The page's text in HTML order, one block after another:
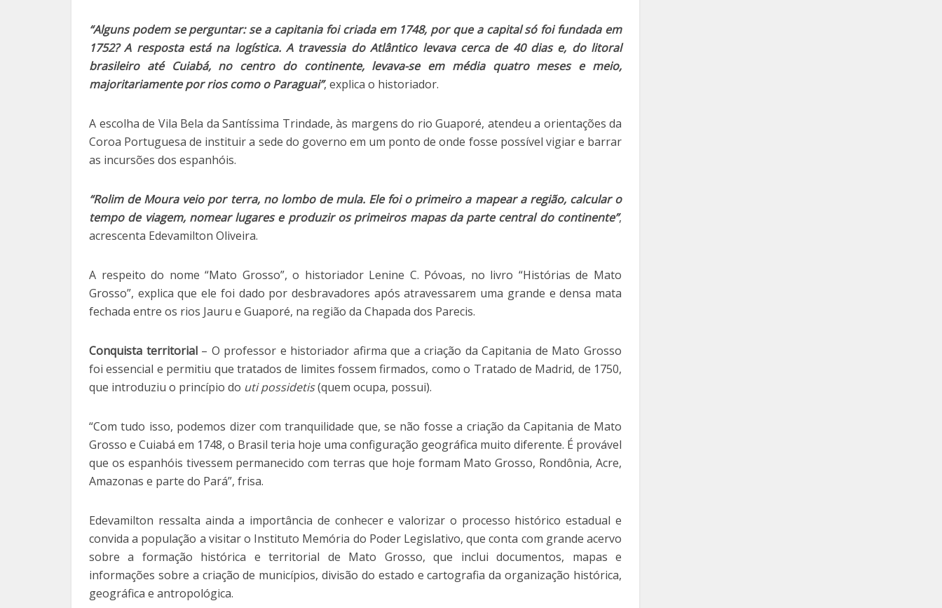
“Alguns podem se perguntar: se a capitania foi criada em 1748, por que a capital só foi fundada em
1752? A resposta está na logística. A travessia do Atlântico levava cerca de 40 dias e, do litoral
brasileiro até Cuiabá, no centro do continente, levava-se em média quatro meses e meio,
majoritariamente por rios como o Paraguai”, explica o historiador.
A escolha de Vila Bela da Santíssima Trindade, às margens do rio Guaporé, atendeu a orientações da
Coroa Portuguesa de instituir a sede do governo em um ponto de onde fosse possível vigiar e barrar
as incursões dos espanhóis.
“Rolim de Moura veio por terra, no lombo de mula. Ele foi o primeiro a mapear a região, calcular o
tempo de viagem, nomear lugares e produzir os primeiros mapas da parte central do continente”,
acrescenta Edevamilton Oliveira.
A respeito do nome “Mato Grosso”, o historiador Lenine C. Póvoas, no livro “Histórias de Mato
Grosso”, explica que ele foi dado por desbravadores após atravessarem uma grande e densa mata
fechada entre os rios Jauru e Guaporé, na região da Chapada dos Parecis.
Conquista territorial– O professor e historiador afirma que a criação da Capitania de Mato Grosso
foi essencial e permitiu que tratados de limites fossem firmados, como o Tratado de Madrid, de 1750,
que introduziu o princípio do uti possidetis(quem ocupa, possui).
“Com tudo isso, podemos dizer com tranquilidade que, se não fosse a criação da Capitania de Mato
Grosso e Cuiabá em 1748, o Brasil teria hoje uma configuração geográfica muito diferente. É provável
que os espanhóis tivessem permanecido com terras que hoje formam Mato Grosso, Rondônia, Acre,
Amazonas e parte do Pará”, frisa.
Edevamilton ressalta ainda a importância de conhecer e valorizar o processo histórico estadual e
convida a população a visitar o Instituto Memória do Poder Legislativo, que conta com grande acervo
sobre a formação histórica e territorial de Mato Grosso, que inclui documentos, mapas e
informações sobre a criação de municípios, divisão do estado e cartografia da organização histórica,
geográfica e antropológica.